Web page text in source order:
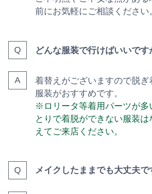
前にお気軽にご相談ください
どんな服装で行けばいいです
着替えがございますので脱ぎ
服装がおすすめです。
※ロリータ等着用パーツが多
とりで着脱ができない服装は
えてご来店ください。
メイクしたままでも大丈夫で